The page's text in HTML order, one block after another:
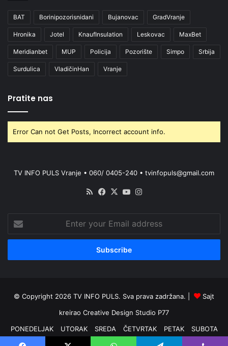
BAT Borinipozorisnidani Bujanovac GradVranje
Hronika Jotel KnaufInsulation Leskovac MaxBet
Meridianbet MUP Policija Pozorište Simpo Srbija
Surdulica VladičinHan Vranje
Pratite nas
Error Can not Get Posts, Incorrect account info.
TV INFO PULS Vranje • 060/ 0405-240 • tvinfopuls@gmail.com
RSS Facebook
X YouTube
your
Email
© Copyright 2026 TV INFO PULS. Sva prava zadržana. |
Sajt
kreirao Creative Design Studio P77
PONEDELJAK
UTORAK SREDA ČETVRTAK PETAK
SUBOTA